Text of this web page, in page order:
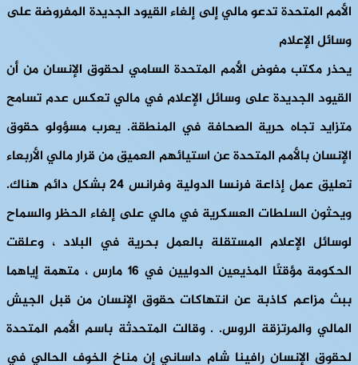
الأمم المتحدة تدعو مالي إلى إلغاء القيود الجديدة المفروضة على
وسائل الإعلام
يحذر مكتب مفوض الأمم المتحدة السامي لحقوق الإنسان من أن
القيود الجديدة على وسائل الإعلام في مالي تعكس عدم تسامح
متزايد تجاه حرية الصحافة في المنطقة. يعرب مسؤولو حقوق
الإنسان بالأمم المتحدة عن استيائهم العميق من قرار مالي الأربعاء
تعليق عمل إذاعة فرنسا الدولية وفرانس 24 بشكل دائم هناك.
ويحثون السلطات العسكرية في مالي على إلغاء الحظر والسماح
لوسائل الإعلام المستقلة بالعمل بحرية في البلاد ، وعلقت
الحكومة مؤقتًا المذيعين الدوليين في 16 مارس ، متهمة إياهما
ببث مزاعم كاذبة عن انتهاكات حقوق الإنسان من قبل الجيش
المالي والمرتزقة الروس. . وقالت المتحدثة باسم الأمم المتحدة
لحقوق الإنسان رافينا شام داساني إن مناخ الخوف الحالي في